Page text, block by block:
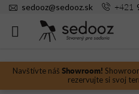
Prejsť
Navštívte náš Showroom!
rezervujte si svoj
sedooz@sedooz.sk +421